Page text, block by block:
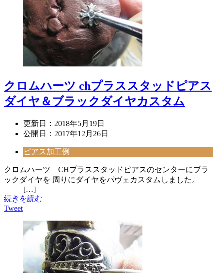
クロムハーツ chプラススタッドピアス
ダイヤ＆ブラックダイヤカスタム
更新日： 2018年5月19日
公開日： 2017年12月26日
ピアス加工例
クロムハーツ CHプラススタッドピアスのセンターにブラ
ックダイヤを 周りにダイヤをパヴェカスタムしました。
[…]
続きを読む
Tweet